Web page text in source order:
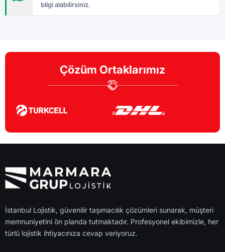
bilgi alabilirsiniz.
Çözüm Ortaklarımız
İstanbul Lojistik, güvenilir taşımacılık çözümleri sunarak, müşteri
memnuniyetini ön planda tutmaktadır. Profesyonel ekibimizle, her
türlü lojistik ihtiyacınıza cevap veriyoruz.